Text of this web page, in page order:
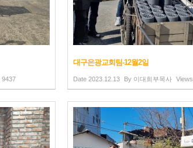
9437
대구은광교회팀-12월2일
Date 2023.12.13 By 이대희부목사 Views